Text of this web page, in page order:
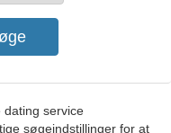
service
søgeindstillinger for at